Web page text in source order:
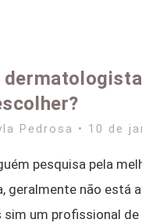
Pedrosa 10 de
pesquisa pela
geralmente não está
sim um profissional